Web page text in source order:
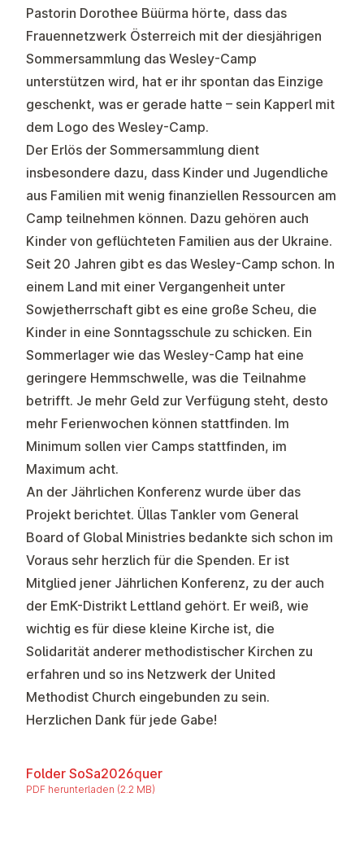
Pastorin Dorothee Büürma hörte, dass das
Frauennetzwerk Österreich mit der diesjährigen
Sommersammlung das Wesley-Camp
unterstützen wird, hat er ihr spontan das Einzige
geschenkt, was er gerade hatte – sein Kapperl mit
dem Logo des Wesley-Camp.
Der Erlös der Sommersammlung dient
insbesondere dazu, dass Kinder und Jugendliche
aus Familien mit wenig finanziellen Ressourcen am
Camp teilnehmen können. Dazu gehören auch
Kinder von geflüchteten Familien aus der Ukraine.
Seit 20 Jahren gibt es das Wesley-Camp schon. In
einem Land mit einer Vergangenheit unter
Sowjetherrschaft gibt es eine große Scheu, die
Kinder in eine Sonntagsschule zu schicken. Ein
Sommerlager wie das Wesley-Camp hat eine
geringere Hemmschwelle, was die Teilnahme
betrifft. Je mehr Geld zur Verfügung steht, desto
mehr Ferienwochen können stattfinden. Im
Minimum sollen vier Camps stattfinden, im
Maximum acht.
An der Jährlichen Konferenz wurde über das
Projekt berichtet. Üllas Tankler vom General
Board of Global Ministries bedankte sich schon im
Voraus sehr herzlich für die Spenden. Er ist
Mitglied jener Jährlichen Konferenz, zu der auch
der EmK-Distrikt Lettland gehört. Er weiß, wie
wichtig es für diese kleine Kirche ist, die
Solidarität anderer methodistischer Kirchen zu
erfahren und so ins Netzwerk der United
Methodist Church eingebunden zu sein.
Herzlichen Dank für jede Gabe!
Folder SoSa2026quer
PDF herunterladen (2.2 MB)